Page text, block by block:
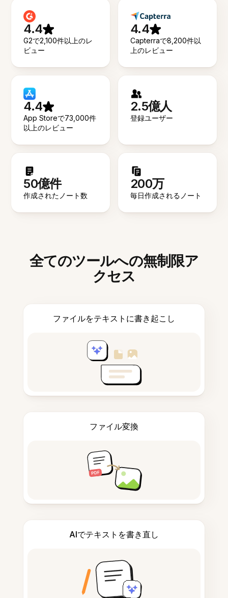
4.4
G2で2,100件以上のレ
ビュー
4.4
Capterraで8,200件以
上のレビュー
4.4
App Storeで73,000件
以上のレビュー
2.5億人
登録ユーザー
50億件
作成されたノート数
200万
毎日作成されるノート
全てのツールへの無制限ア
クセス
ファイルをテキストに書き起こし
ファイル変換
AIでテキストを書き直し